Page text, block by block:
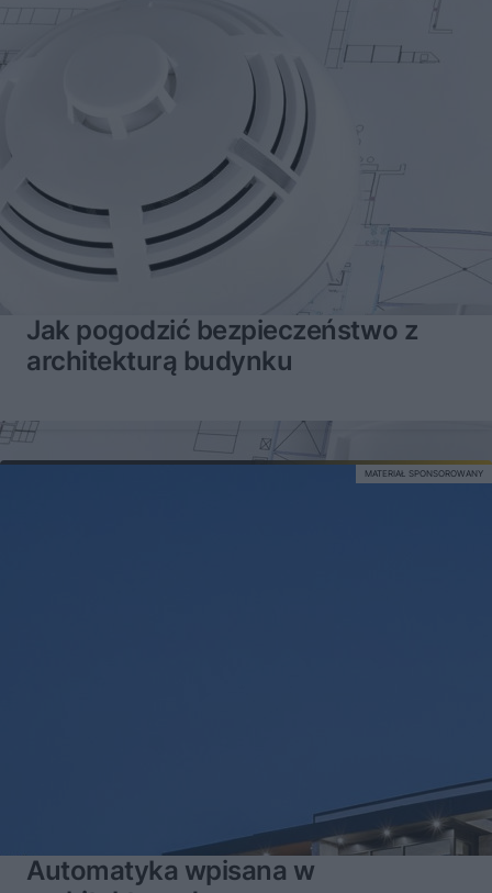
Jak pogodzić bezpieczeństwo z
architekturą budynku
Automatyka wpisana w
MATERIAŁ SPONSOROWANY